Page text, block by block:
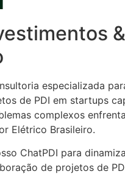
&
especializada
de PDI em startups
complexos
Elétrico Brasileiro.
ChatPDI para
de projetos de